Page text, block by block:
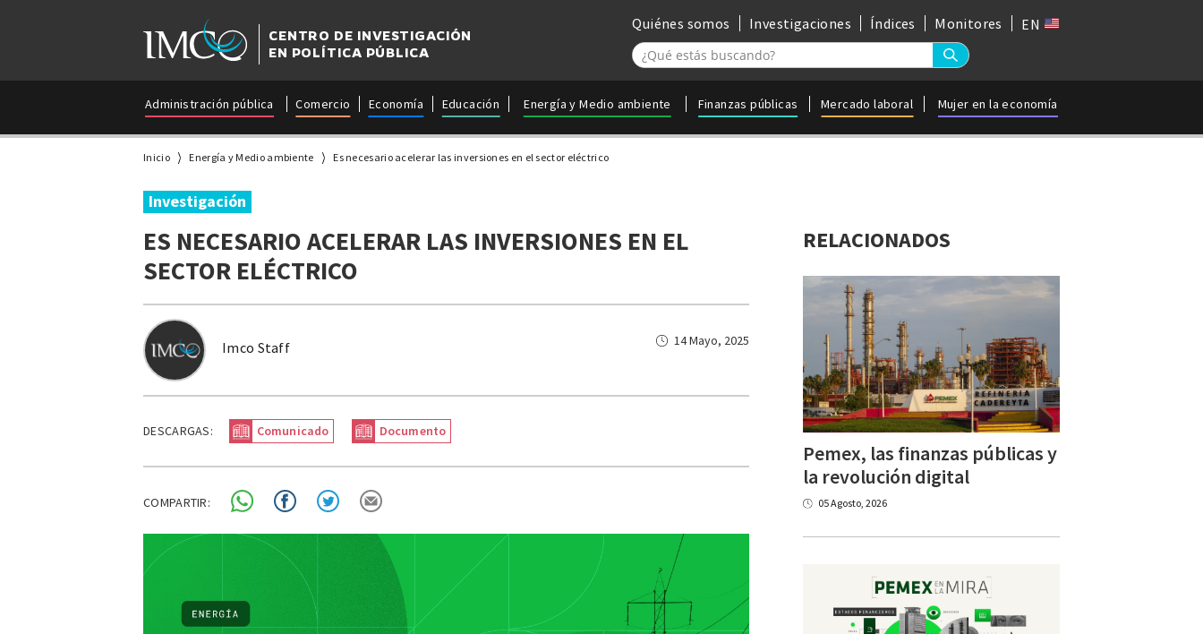
CENTRO DE INVESTIGACIÓN
EN POLÍTICA PÚBLICA
Quiénes somos Investigaciones Índices Monitores EN
Administración pública Comercio Economía Educación Energía y Medio ambiente Finanzas públicas Mercado laboral Mujer en la economía
Inicio Energía y Medio ambiente Es necesario acelerar las inversiones en el sector eléctrico
Investigación
ES NECESARIO ACELERAR LAS INVERSIONES EN EL
SECTOR ELÉCTRICO
Imco Staff 14 Mayo, 2025
DESCARGAS: Comunicado Documento
COMPARTIR:
RELACIONADOS
Pemex, las finanzas públicas y
la revolución digital
05 Agosto, 2026